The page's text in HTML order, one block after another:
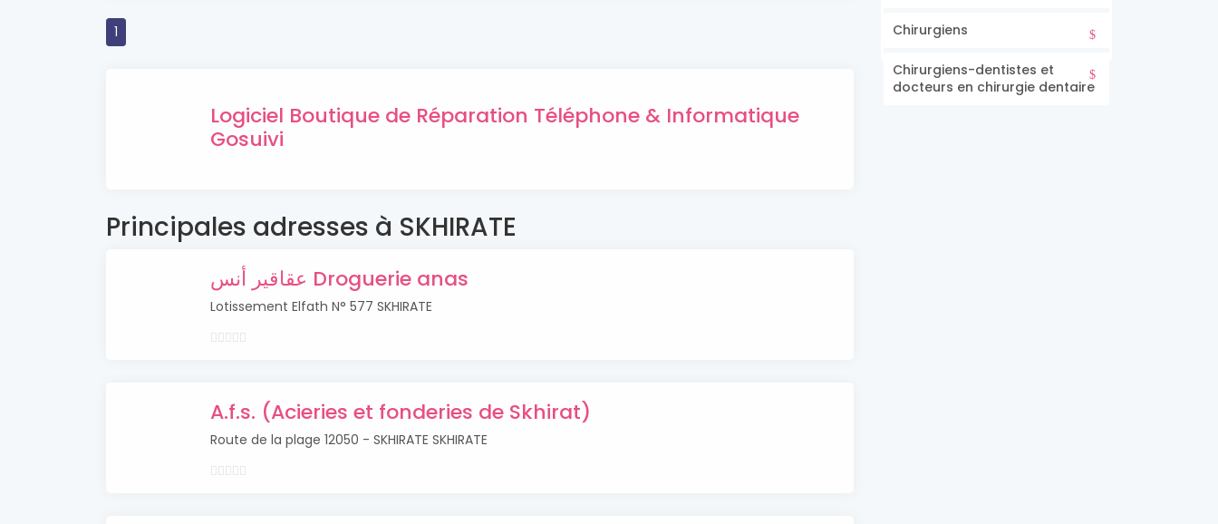
1
Logiciel Boutique de Réparation Téléphone & Informatique
Gosuivi
Principales adresses à SKHIRATE
عقاقير أنس Droguerie anas
Lotissement Elfath N° 577 SKHIRATE
A.f.s. (Acieries et fonderies de Skhirat)
Route de la plage 12050 - SKHIRATE SKHIRATE
Chirurgiens
Chirurgiens-dentistes et
docteurs en chirurgie dentaire